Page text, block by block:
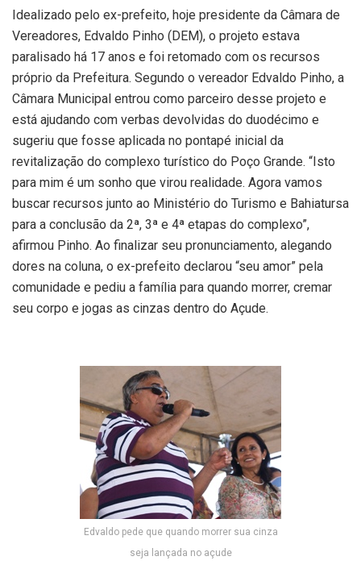
Idealizado pelo ex-prefeito, hoje presidente da Câmara de
Vereadores, Edvaldo Pinho (DEM), o projeto estava
paralisado há 17 anos e foi retomado com os recursos
próprio da Prefeitura. Segundo o vereador Edvaldo Pinho, a
Câmara Municipal entrou como parceiro desse projeto e
está ajudando com verbas devolvidas do duodécimo e
sugeriu que fosse aplicada no pontapé inicial da
revitalização do complexo turístico do Poço Grande. “Isto
para mim é um sonho que virou realidade. Agora vamos
buscar recursos junto ao Ministério do Turismo e Bahiatursa
para a conclusão da 2ª, 3ª e 4ª etapas do complexo”,
afirmou Pinho. Ao finalizar seu pronunciamento, alegando
dores na coluna, o ex-prefeito declarou “seu amor” pela
comunidade e pediu a família para quando morrer, cremar
seu corpo e jogas as cinzas dentro do Açude.
Edvaldo pede que quando morrer sua cinza
seja lançada no açude